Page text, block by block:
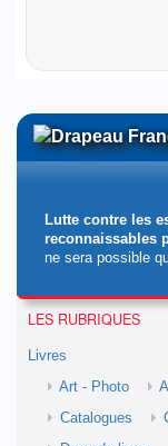
Lutte contre les
reconnaissables
ne sera possible
LES RUBRIQUES
Livres
Art - Photo
Catalogues